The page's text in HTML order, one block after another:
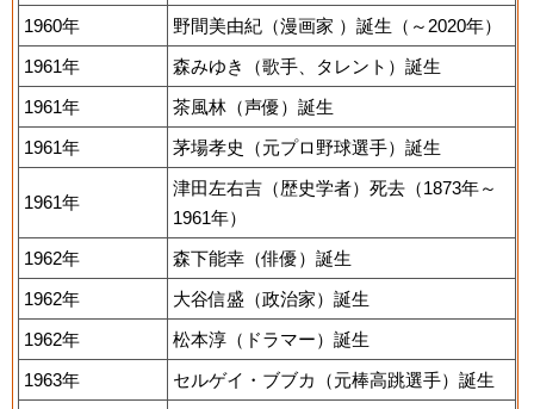
1960年
野間美由紀（漫画家 ）誕生（～2020年）
1961年
森みゆき（歌手、タレント）誕生
1961年
茶風林（声優）誕生
1961年
茅場孝史（元プロ野球選手）誕生
1961年
津田左右吉（歴史学者）死去（1873年～
1961年）
1962年
森下能幸（俳優）誕生
1962年
大谷信盛（政治家）誕生
1962年
松本淳（ドラマー）誕生
1963年
セルゲイ・ブブカ（元棒高跳選手）誕生